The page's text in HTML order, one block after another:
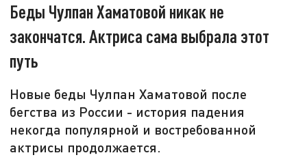
Беды Чулпан Хаматовой никак не
закончатся. Актриса сама выбрала этот
путь
Новые беды Чулпан Хаматовой после
бегства из России - история падения
некогда популярной и востребованной
актрисы продолжается.